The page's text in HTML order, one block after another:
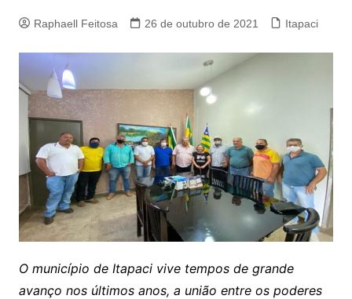
Raphaell Feitosa 26 de outubro de 2021 Itapaci
O município de Itapaci vive tempos de grande
avanço nos últimos anos, a união entre os poderes